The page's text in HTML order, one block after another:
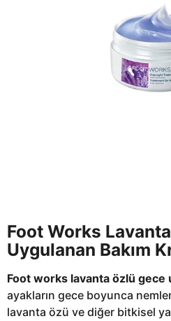
Foot Works
Uygulanan Bakım
Foot works lavanta özlü gece
ayakların gece boyunca
lavanta özü ve diğer bitkisel